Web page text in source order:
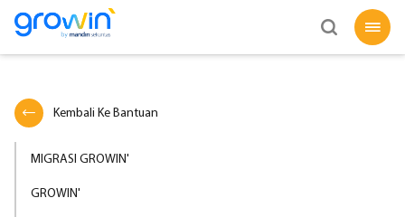
Kembali Ke Bantuan
MIGRASI GROWIN'
GROWIN'